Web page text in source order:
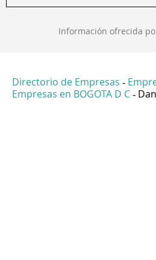
Información ofrecida
Directorio de Empresas -
Empresas en BOGOTA D C -